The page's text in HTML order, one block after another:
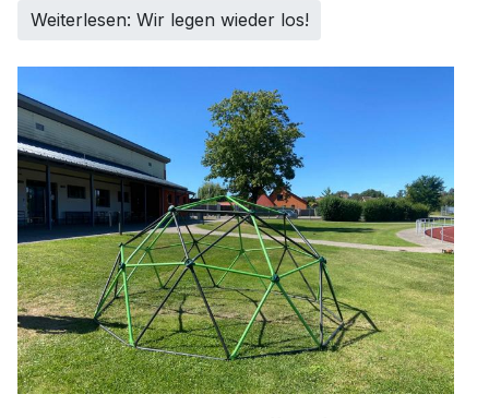
Weiterlesen: Wir legen wieder los!